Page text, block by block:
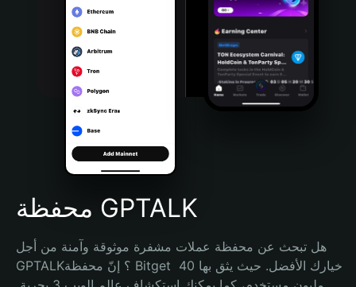
Português (Portugal)
Bahasa Indonesia
Português (Brasil)
Español (Argentina)
محفظة GPTALK
هل تبحث عن محفظة عملات مشفرة موثوقة وآمنة من أجل
GPTALK؟ إنّ محفظة Bitget خيارك الأفضل. حيث يثق بها 40